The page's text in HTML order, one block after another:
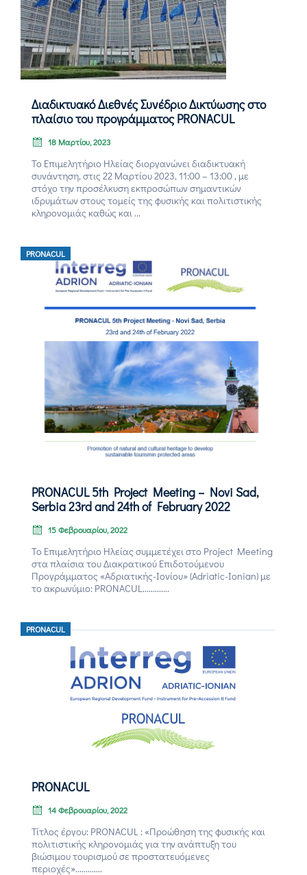
Διαδικτυακό Διεθνές Συνέδριο Δικτύωσης στο
πλαίσιο του προγράμματος PRONACUL
18 Μαρτίου, 2023
Το Επιμελητήριο Ηλείας διοργανώνει διαδικτυακή
συνάντηση, στις 22 Μαρτίου 2023, 11:00 – 13:00 , με
στόχο την προσέλκυση εκπροσώπων σημαντικών
ιδρυμάτων στους τομείς της φυσικής και πολιτιστικής
κληρονομιάς καθώς και ...
PRONACUL
PRONACUL 5th Project Meeting – Novi Sad,
Serbia 23rd and 24th of February 2022
15 Φεβρουαρίου, 2022
Το Επιμελητήριο Ηλείας συμμετέχει στο Project Meeting
στα πλαίσια του Διακρατικού Επιδοτούμενου
Προγράμματος «Αδριατικής-Ιονίου» (Adriatic-Ionian) με
το ακρωνύμιο: PRONACUL.............
PRONACUL
PRONACUL
14 Φεβρουαρίου, 2022
Τίτλος έργου: PRONACUL : «Προώθηση της φυσικής και
πολιτιστικής κληρονομιάς για την ανάπτυξη του
βιώσιμου τουρισμού σε προστατευόμενες
περιοχές».............